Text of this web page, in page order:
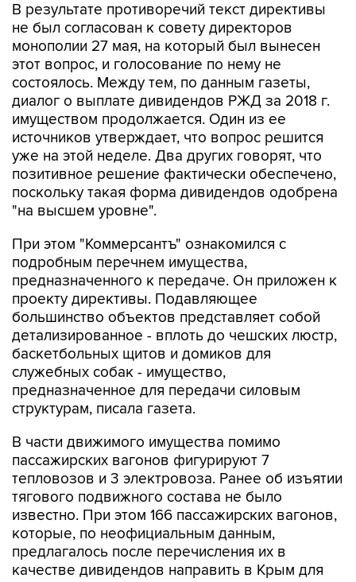
В результате противоречий текст директивы
не был согласован к совету директоров
монополии 27 мая, на который был вынесен
этот вопрос, и голосование по нему не
состоялось. Между тем, по данным газеты,
диалог о выплате дивидендов РЖД за 2018 г.
имуществом продолжается. Один из ее
источников утверждает, что вопрос решится
уже на этой неделе. Два других говорят, что
позитивное решение фактически обеспечено,
поскольку такая форма дивидендов одобрена
"на высшем уровне".
При этом "Коммерсантъ" ознакомился с
подробным перечнем имущества,
предназначенного к передаче. Он приложен к
проекту директивы. Подавляющее
большинство объектов представляет собой
детализированное - вплоть до чешских люстр,
баскетбольных щитов и домиков для
служебных собак - имущество,
предназначенное для передачи силовым
структурам, писала газета.
В части движимого имущества помимо
пассажирских вагонов фигурируют 7
тепловозов и 3 электровоза. Ранее об изъятии
тягового подвижного состава не было
известно. При этом 166 пассажирских вагонов,
которые, по неофициальным данным,
предлагалось после перечисления их в
качестве дивидендов направить в Крым для